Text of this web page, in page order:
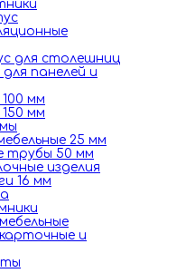
для столешниц
для панелей и
100 мм
150 мм
25 мм
трубы 50 мм
изделия
16 мм
и